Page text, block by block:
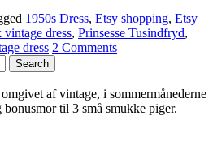
1950s Dress, Etsy shopping, Etsy
vintage dress, Prinsesse Tusindfryd,
dress 2 Comments
af vintage, i sommermånederne
til 3 små smukke piger.